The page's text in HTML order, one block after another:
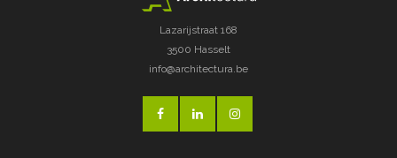
Lazarijstraat 168
3500 Hasselt
info@architectura.be